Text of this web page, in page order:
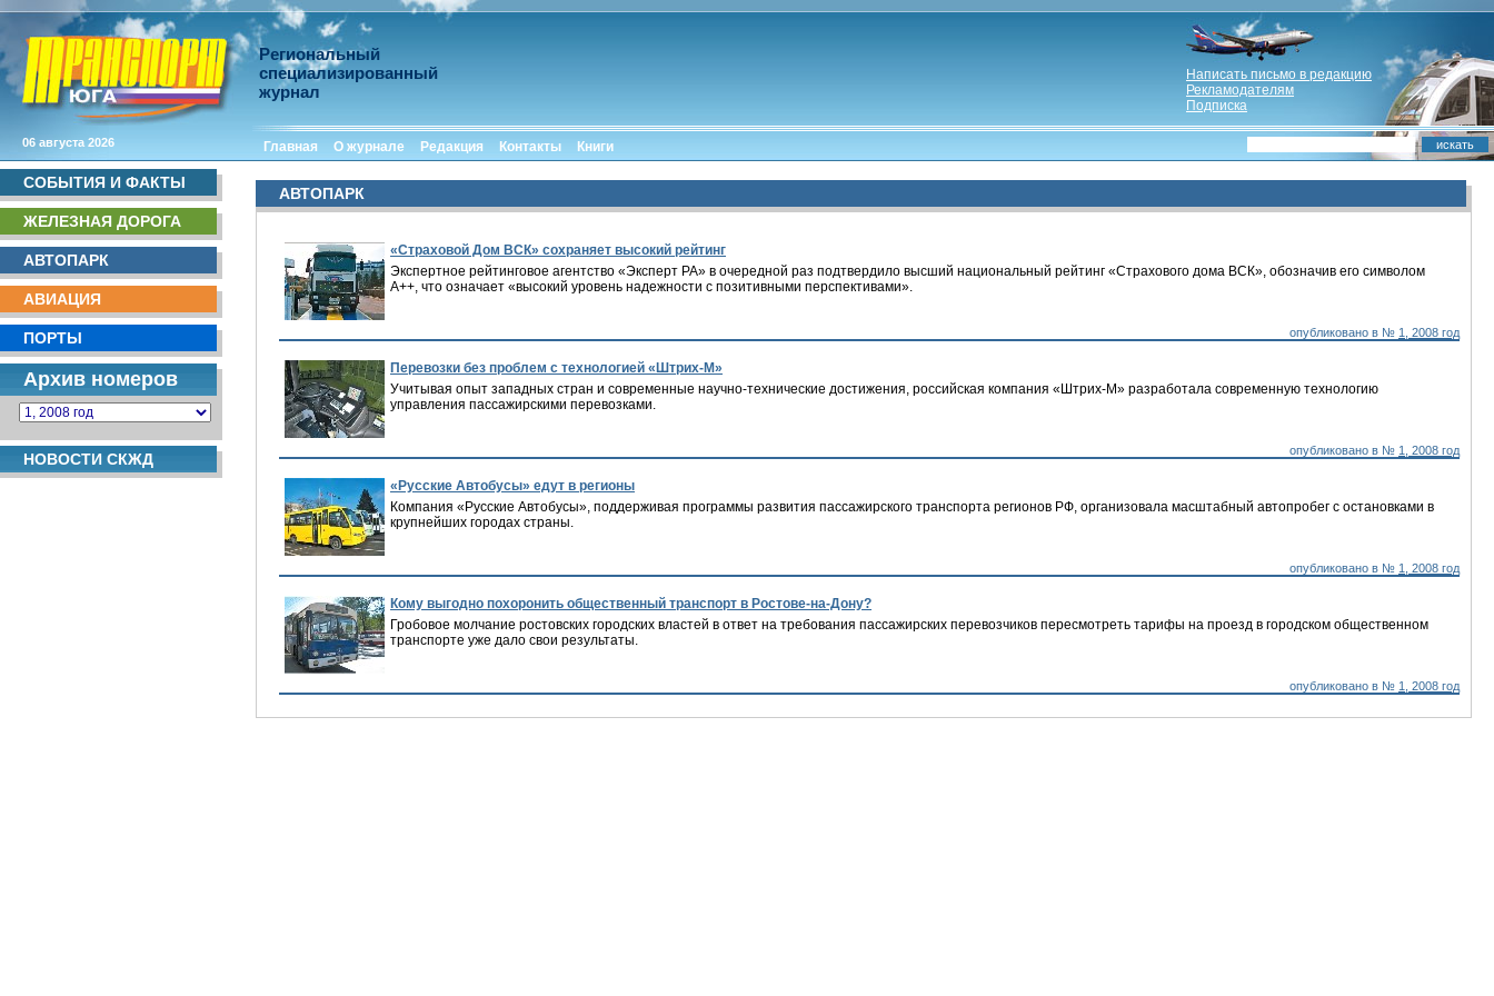
Региональный
специализированный
журнал
Написать письмо в редакцию
Рекламодателям
Подписка
06 августа 2026 Главная О журнале Редакция Контакты Книги
СОБЫТИЯ И ФАКТЫ
ЖЕЛЕЗНАЯ ДОРОГА
АВТОПАРК
АВИАЦИЯ
ПОРТЫ
Архив номеров
НОВОСТИ СКЖД
АВТОПАРК
«Страховой Дом ВСК» сохраняет высокий рейтинг
Экспертное рейтинговое агентство «Эксперт РА» в очередной раз подтвердило высший национальный рейтинг «Страхового дома ВСК», обозначив его символом
А++, что означает «высокий уровень надежности с позитивными перспективами».
опубликовано в № 1, 2008 год
Перевозки без проблем с технологией «Штрих-М»
Учитывая опыт западных стран и современные научно-технические достижения, российская компания «Штрих-М» разработала современную технологию
управления пассажирскими перевозками.
опубликовано в № 1, 2008 год
«Русские Автобусы» едут в регионы
Компания «Русские Автобусы», поддерживая программы развития пассажирского транспорта регионов РФ, организовала масштабный автопробег с остановками в
крупнейших городах страны.
опубликовано в № 1, 2008 год
Кому выгодно похоронить общественный транспорт в Ростове-на-Дону?
Гробовое молчание ростовских городских властей в ответ на требования пассажирских перевозчиков пересмотреть тарифы на проезд в городском общественном
транспорте уже дало свои результаты.
опубликовано в № 1, 2008 год